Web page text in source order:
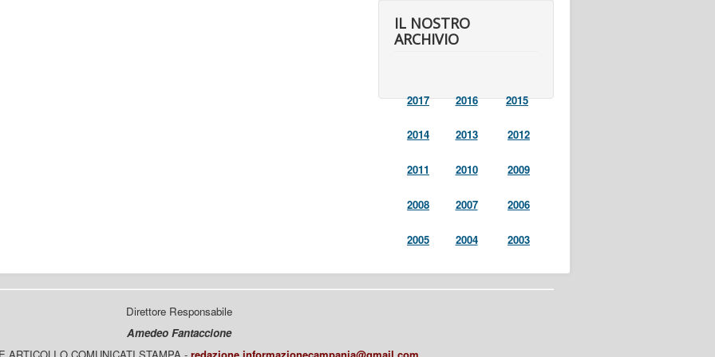
IL NOSTRO
ARCHIVIO
2017 2016 2015
2014 2013 2012
2011 2010 2009
2008 2007 2006
2005 2004 2003
Direttore Responsabile
Amedeo Fantaccione